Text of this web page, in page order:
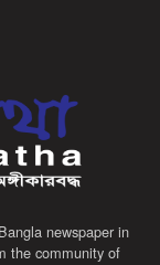
newspaper in
the community of